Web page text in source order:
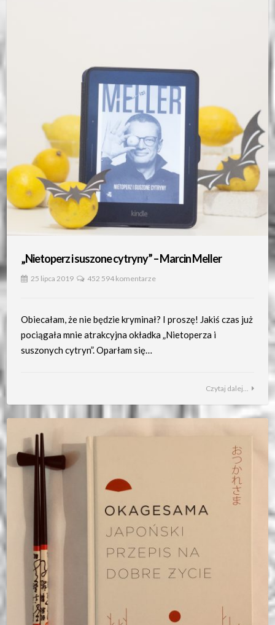
„Nietoperz i suszone cytryny” – Marcin Meller
25 lipca 2019 452 594 komentarze
Obiecałam, że nie będzie kryminał? I proszę! Jakiś czas już
pociągała mnie atrakcyjna okładka „Nietoperza i
suszonych cytryn”. Oparłam się…
Czytaj dalej...